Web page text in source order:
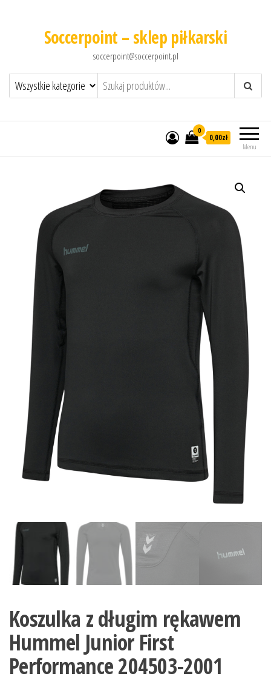
Soccerpoint – sklep piłkarski
soccerpoint@soccerpoint.pl
Menu
0
0,00zł
Koszulka z długim rękawem
Hummel Junior First
Performance 204503-2001